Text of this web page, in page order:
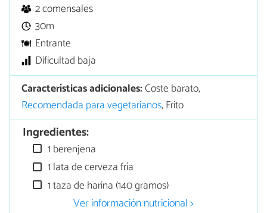
2 comensales
30m
Entrante
Dificultad baja
Características adicionales:Coste barato,
Recomendada para vegetarianos, Frito
Ingredientes:
1 berenjena
1 lata de cerveza fría
1 taza de harina (140 gramos)
Ver información nutricional >